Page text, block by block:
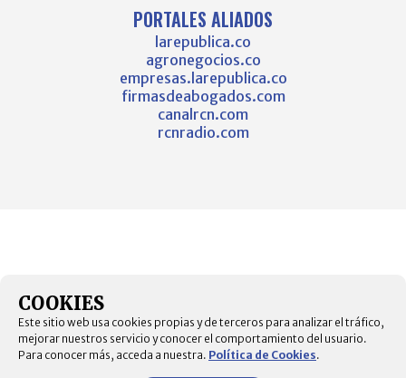
PORTALES ALIADOS
larepublica.co
agronegocios.co
empresas.larepublica.co
firmasdeabogados.com
canalrcn.com
rcnradio.com
COOKIES
Este sitio web usa cookies propias y de terceros para analizar el tráfico,
mejorar nuestros servicio y conocer el comportamiento del usuario.
Para conocer más, acceda a nuestra. Política de Cookies.